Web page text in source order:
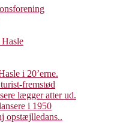
i 20’erne.
fremstød
lægger atter ud.
i 1950
opstæjlledans..